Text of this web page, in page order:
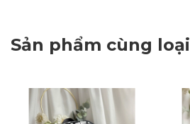
Sản phẩm cùng loại